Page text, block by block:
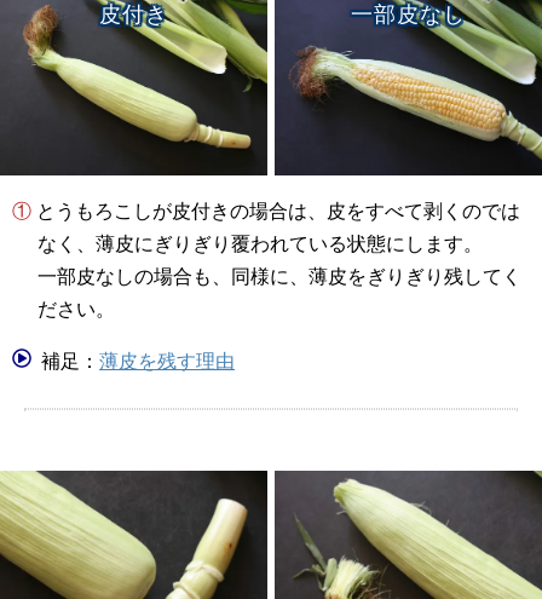
皮付き 一部皮なし
① とうもろこしが皮付きの場合は、皮をすべて剥くのでは
なく、薄皮にぎりぎり覆われている状態にします。
一部皮なしの場合も、同様に、薄皮をぎりぎり残してく
ださい。
補足： 薄皮を残す理由